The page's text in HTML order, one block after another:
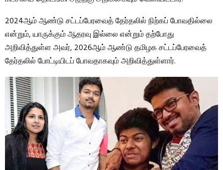
2024ஆம் ஆண்டு சட்டப்பேரவைத் தேர்தலில் நிற்கப் போவதில்லை
என்றும், யாருக்கும் ஆதரவு இல்லை என்றும் தற்போது
அறிவித்துள்ள அவர், 2026ஆம் ஆண்டு தமிழக சட்டப்பேரவைத்
தேர்தலில் போட்டியிடப் போவதாகவும் அறிவித்துள்ளார்.